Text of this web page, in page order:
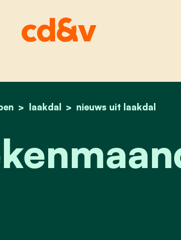
home
laakdal nieuws uit laakdal
jeugdboekenmaand 2026